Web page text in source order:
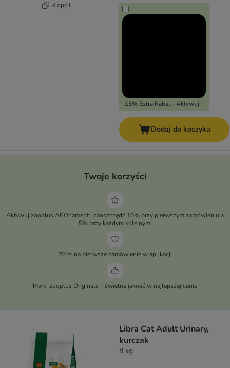
4 opcji
-15% Extra Rabat - Aktywuj
Dodaj do koszyka
Twoje korzyści
Aktywuj zooplus ABOnament i zaoszczędź 10% przy pierwszym zamówieniu a
5% przy każdym kolejnym!
20 zł na pierwsze zamówienie w aplikacji
Marki zooplus Originals – świetna jakość w najlepszej cenie
Libra Cat Adult Urinary,
kurczak
8 kg